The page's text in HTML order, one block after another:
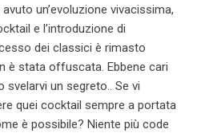
un’evoluzione vivacissima,
e l’introduzione di
dei classici è rimasto
è stata offuscata. Ebbene cari
svelarvi un segreto.. Se vi
quei cocktail sempre a portata
è possibile? Niente più code